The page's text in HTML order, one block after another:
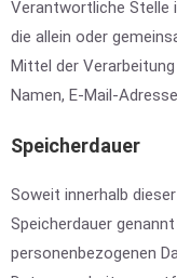
Verantwortliche Stelle
die allein oder
Mittel der
Namen, E-Mail-
Speicherdauer
Soweit innerhalb
Speicherdauer
personenbezogenen